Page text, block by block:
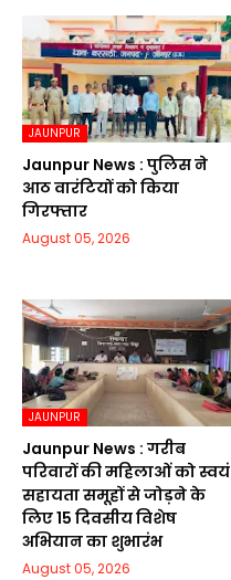
JAUNPUR
Jaunpur News : पुलिस ने
आठ वारंटियों को किया
गिरफ्तार
August 05, 2026
JAUNPUR
Jaunpur News : गरीब
परिवारों की महिलाओं को स्वयं
सहायता समूहों से जोड़ने के
लिए 15 दिवसीय विशेष
अभियान का शुभारंभ
August 05, 2026